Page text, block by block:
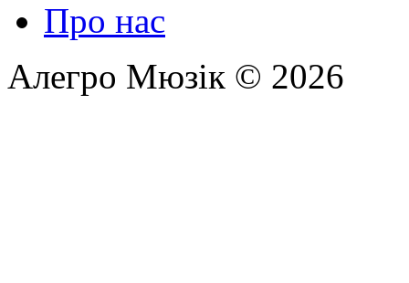
Про нас
Алегро Мюзік © 2026